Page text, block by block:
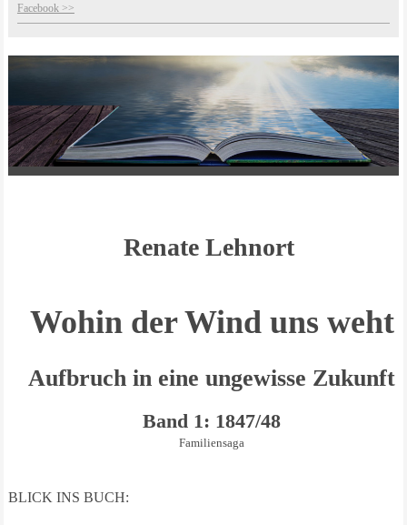
Facebook >>
Renate Lehnort
Wohin der Wind uns weht
Aufbruch in eine ungewisse Zukunft
Band 1: 1847/48
Familiensaga
BLICK INS BUCH: